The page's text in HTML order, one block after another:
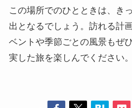
この場所でのひとときは、き
出となるでしょう。訪れる計
ベントや季節ごとの風景もぜ
実した旅を楽しんでください。